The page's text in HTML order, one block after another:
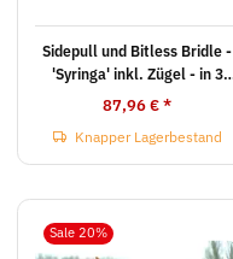
Sidepull und Bitless Bridle -
'Syringa' inkl. Zügel - in 3
Farben
87,96 €*
Knapper Lagerbestand
Sale 20%